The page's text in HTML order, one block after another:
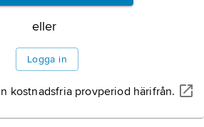
om artikeln
eller
Logga in
kostnadsfria provperiod härifrån.